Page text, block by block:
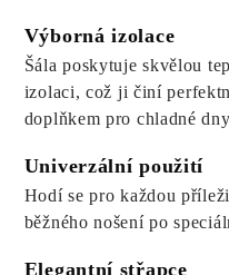
Výborná izolace
Šála poskytuje skvělou
izolaci, což ji činí
doplňkem pro chladné
Univerzální použití
Hodí se pro každou
běžného nošení po
Elegantní střapce